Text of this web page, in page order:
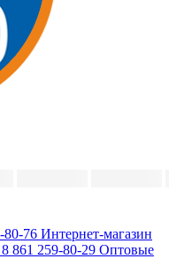
80-76 Интернет-магазин
8 861 259-80-29 Оптовые